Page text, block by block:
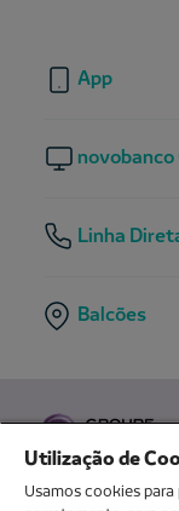
App
novobanco
Linha
Balcões
Utilização de
Usamos cookies